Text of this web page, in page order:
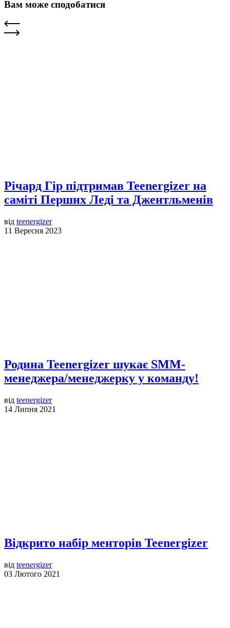
Вам може сподобатися
Річард Гір підтримав Teenergizer на
саміті Перших Леді та Джентльменів
від teenergizer
11 Вересня 2023
Родина Teenergizer шукає SMM-
менеджера/менеджерку у команду!
від teenergizer
14 Липня 2021
Відкрито набір менторів Teenergizer
від teenergizer
03 Лютого 2021